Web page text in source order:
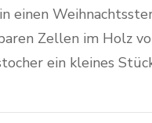
einen
Zellen im Holz
ein kleines